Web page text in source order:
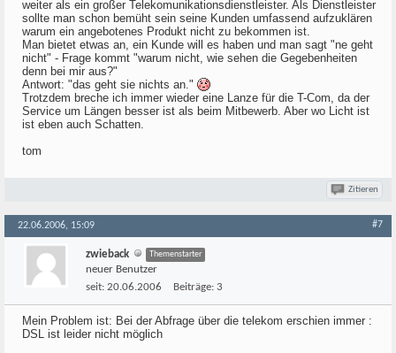
weiter als ein großer Telekomunikationsdienstleister. Als Dienstleister
sollte man schon bemüht sein seine Kunden umfassend aufzuklären
warum ein angebotenes Produkt nicht zu bekommen ist.
Man bietet etwas an, ein Kunde will es haben und man sagt "ne geht
nicht" - Frage kommt "warum nicht, wie sehen die Gegebenheiten
denn bei mir aus?"
Antwort: "das geht sie nichts an."
Trotzdem breche ich immer wieder eine Lanze für die T-Com, da der
Service um Längen besser ist als beim Mitbewerb. Aber wo Licht ist
ist eben auch Schatten.
tom
Zitieren
22.06.2006, 15:09 #7
zwieback Themenstarter
neuer Benutzer
seit: 20.06.2006 Beiträge: 3
Mein Problem ist: Bei der Abfrage über die telekom erschien immer :
DSL ist leider nicht möglich